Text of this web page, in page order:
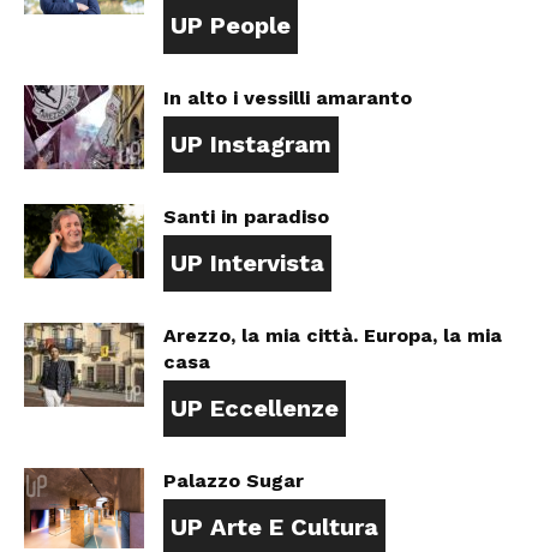
UP People
In alto i vessilli amaranto
UP Instagram
Santi in paradiso
UP Intervista
Arezzo, la mia città. Europa, la mia
casa
UP Eccellenze
Palazzo Sugar
UP Arte E Cultura